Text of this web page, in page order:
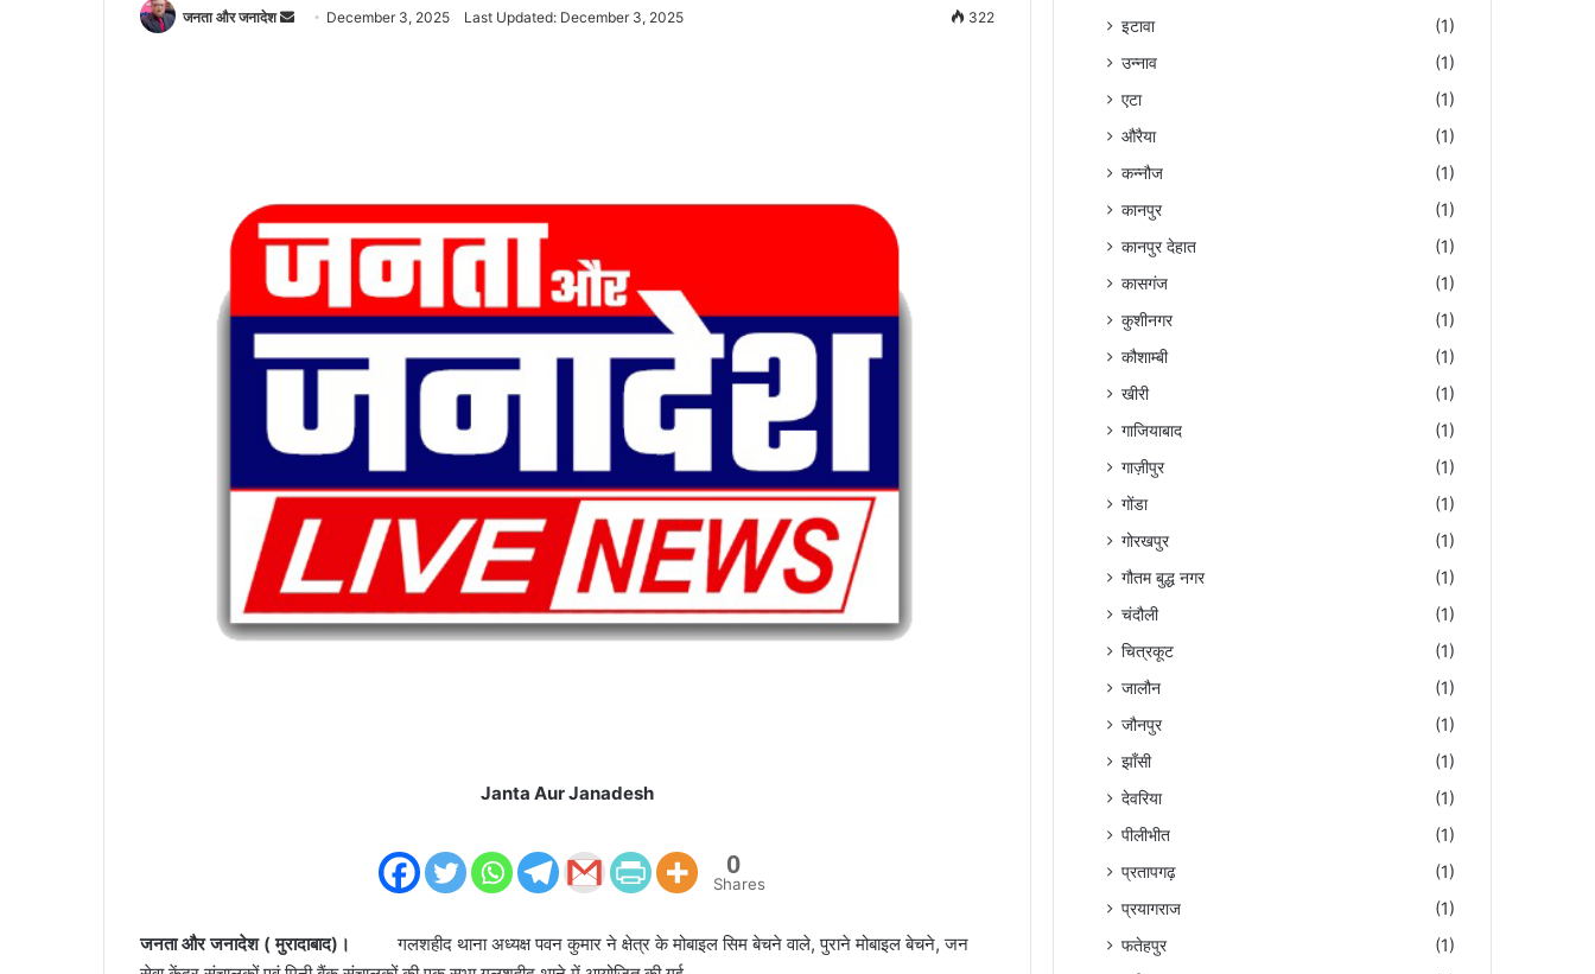
जनता और जनादेश
a
l
December 3, 2025 Last Updated: December 3, 2025 322
Janta Aur Janadesh
0
Shares
जनता और जनादेश ( मुरादाबाद)।
गलशहीद थाना अध्यक्ष पवन कुमार ने क्षेत्र के मोबाइल सिम बेचने वाले, पुराने मोबाइल बेचने, जन
इटावा
(1)
उन्नाव
(1)
एटा
(1)
औरैया
(1)
कन्नौज
(1)
कानपुर
(1)
कानपुर देहात
(1)
कासगंज
(1)
कुशीनगर
(1)
कौशाम्बी
(1)
खीरी
(1)
गाजियाबाद
(1)
गाज़ीपुर
(1)
गोंडा
(1)
गोरखपुर
(1)
गौतम बुद्ध नगर
(1)
चंदौली
(1)
चित्रकूट
(1)
जालौन
(1)
जौनपुर
(1)
झाँसी
(1)
देवरिया
(1)
पीलीभीत
(1)
प्रतापगढ़
(1)
प्रयागराज
(1)
फतेहपुर
(1)